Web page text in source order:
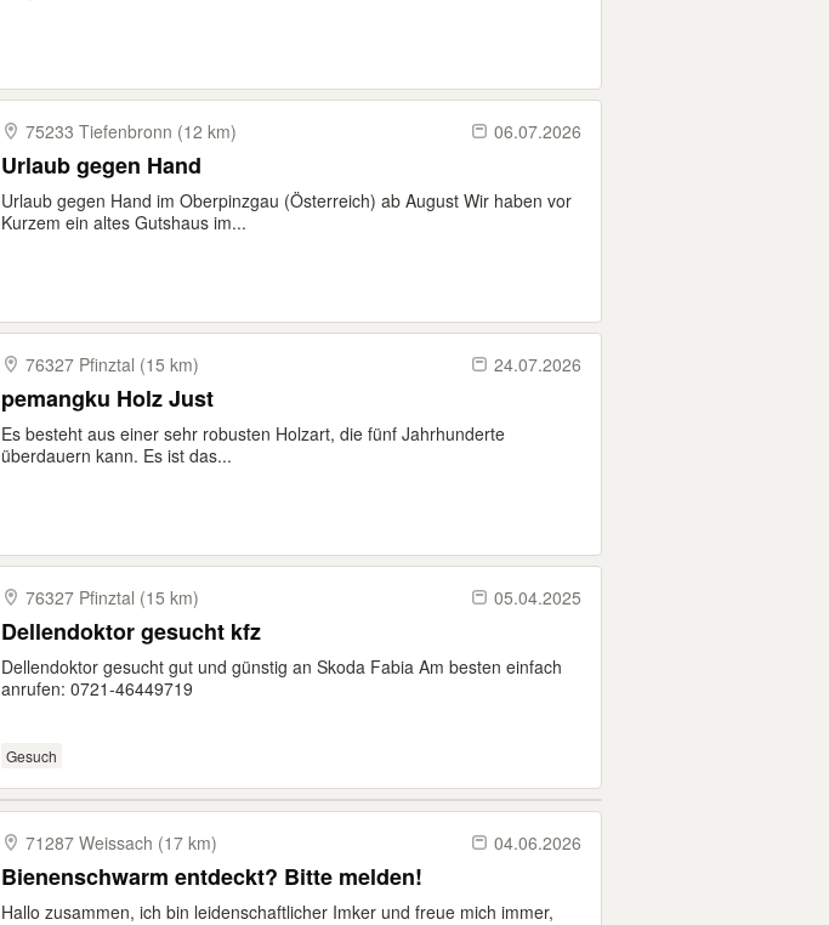
75233 Tiefenbronn (12 km) 06.07.2026
Urlaub gegen Hand
Urlaub gegen Hand im Oberpinzgau (Österreich) ab August Wir haben vor
Kurzem ein altes Gutshaus im...
76327 Pfinztal (15 km) 24.07.2026
pemangku Holz Just
Es besteht aus einer sehr robusten Holzart, die fünf Jahrhunderte
überdauern kann. Es ist das...
76327 Pfinztal (15 km) 05.04.2025
Dellendoktor gesucht kfz
Dellendoktor gesucht gut und günstig an Skoda Fabia Am besten einfach
anrufen: 0721-46449719
Gesuch
71287 Weissach (17 km) 04.06.2026
Bienenschwarm entdeckt? Bitte melden!
Hallo zusammen, ich bin leidenschaftlicher Imker und freue mich immer,